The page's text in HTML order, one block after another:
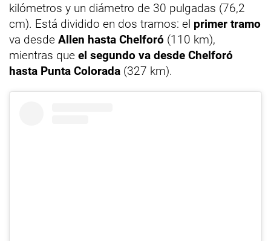
kilómetros y un diámetro de 30 pulgadas (76,2
cm). Está dividido en dos tramos: el primer tramo
va desde Allen hasta Chelforó (110 km),
mientras que el segundo va desde Chelforó
hasta Punta Colorada (327 km).